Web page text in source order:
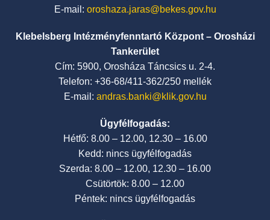
E-mail: oroshaza.jaras@bekes.gov.hu
Klebelsberg Intézményfenntartó Központ – Orosházi
Tankerület
Cím: 5900, Orosháza Táncsics u. 2-4.
Telefon: +36-68/411-362/250 mellék
E-mail: andras.banki@klik.gov.hu
Ügyfélfogadás:
Hétfő: 8.00 – 12.00, 12.30 – 16.00
Kedd: nincs ügyfélfogadás
Szerda: 8.00 – 12.00, 12.30 – 16.00
Csütörtök: 8.00 – 12.00
Péntek: nincs ügyfélfogadás